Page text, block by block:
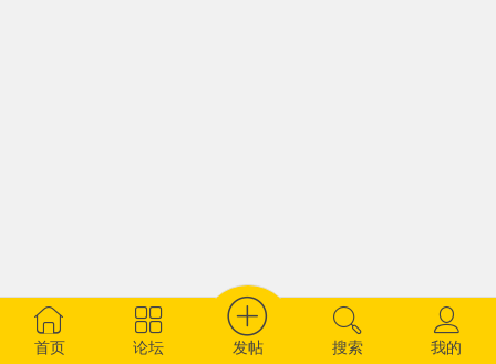
首页 论坛 发帖 搜索 我的